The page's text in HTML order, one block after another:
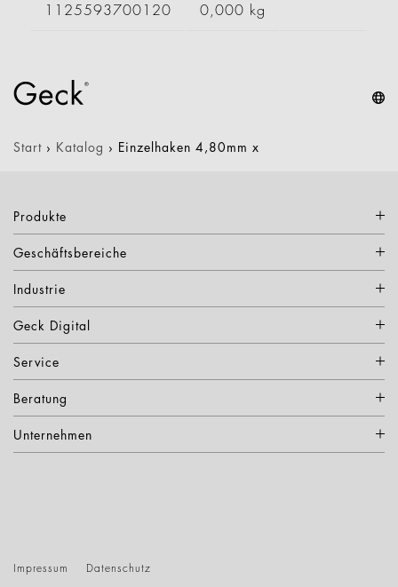
1125593700120 0,000 kg
Start › Katalog › Einzelhaken 4,80mm x
Produkte
Geschäftsbereiche
Industrie
Geck Digital
Service
Beratung
Unternehmen
Impressum Datenschutz